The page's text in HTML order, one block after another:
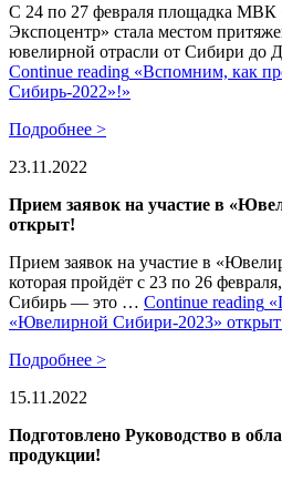
С 24 по 27 февраля площадка МВК
Экспоцентр» стала местом
ювелирной отрасли от Сибири до
Continue reading «Вспомним, как
Сибирь-2022»!»
Подробнее >
23.11.2022
Прием заявок на участие в
открыт!
Прием заявок на участие в
которая пройдёт с 23 по 26
Сибирь — это … Continue reading
«Ювелирной Сибири-2023»
Подробнее >
15.11.2022
Подготовлено Руководство в
продукции!